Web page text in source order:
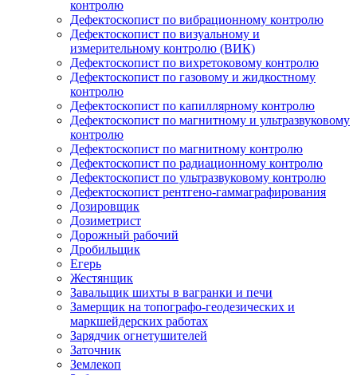
контролю
Дефектоскопист по вибрационному контролю
Дефектоскопист по визуальному и
измерительному контролю (ВИК)
Дефектоскопист по вихретоковому контролю
Дефектоскопист по газовому и жидкостному
контролю
Дефектоскопист по капиллярному контролю
Дефектоскопист по магнитному и ультразвуковому
контролю
Дефектоскопист по магнитному контролю
Дефектоскопист по радиационному контролю
Дефектоскопист по ультразвуковому контролю
Дефектоскопист рентгено-гаммаграфирования
Дозировщик
Дозиметрист
Дорожный рабочий
Дробильщик
Егерь
Жестянщик
Завальщик шихты в вагранки и печи
Замерщик на топографо-геодезических и
маркшейдерских работах
Зарядчик огнетушителей
Заточник
Землекоп